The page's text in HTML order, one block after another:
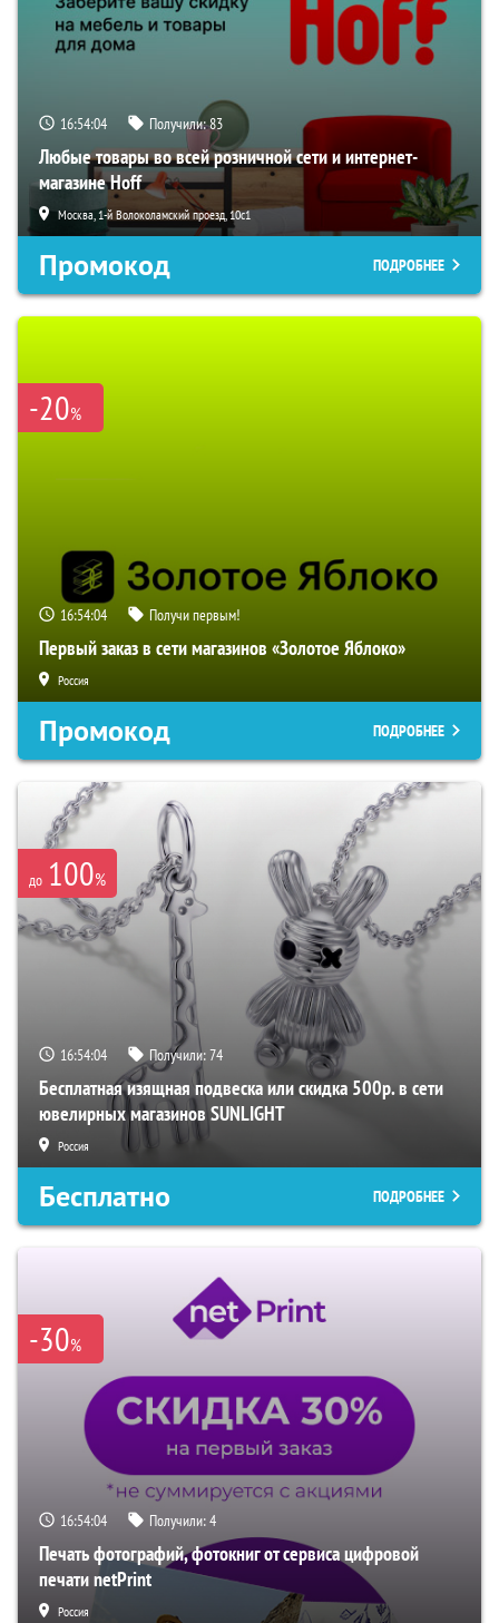
16:54:03 Получили:83
Любые товары во всей розничной сети и интернет-
магазине Hoff
Москва, 1-й Волоколамский проезд, 10с1
Промокод ПОДРОБНЕЕ
-20%
16:54:03 Получи первым!
Первый заказ в сети магазинов «Золотое Яблоко»
Россия
Промокод ПОДРОБНЕЕ
до 100%
16:54:03 Получили:74
Бесплатная изящная подвеска или скидка 500р. в сети
ювелирных магазинов SUNLIGHT
Россия
Бесплатно ПОДРОБНЕЕ
-30%
16:54:03 Получили:4
Печать фотографий, фотокниг от сервиса цифровой
печати netPrint
Россия